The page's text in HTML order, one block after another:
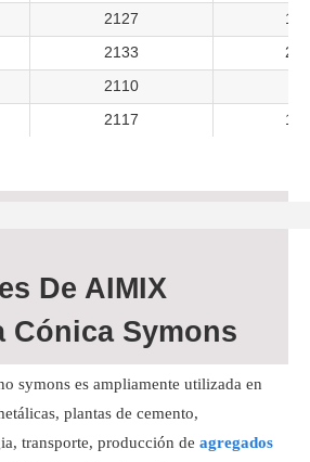
2127
2133
2110
2117
De AIMIX
Cónica Symons
symons es ampliamente utilizada en
plantas de cemento,
transporte, producción de agregados